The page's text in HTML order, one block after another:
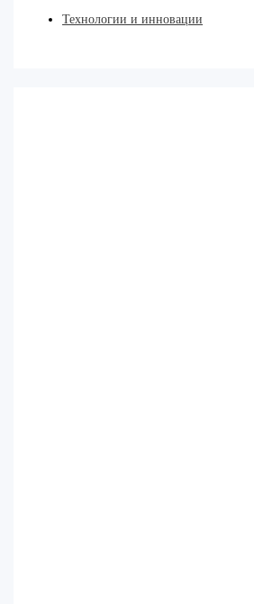
Технологии и инновации